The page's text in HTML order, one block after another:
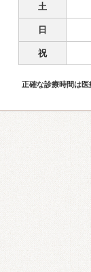
土
日
祝
正確な診療時間は